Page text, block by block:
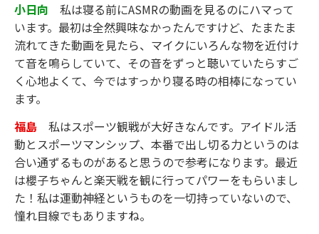
小日向 私は寝る前にASMRの動画を見るのにハマって
います。最初は全然興味なかったんですけど、たまたま
流れてきた動画を見たら、マイクにいろんな物を近付け
て音を鳴らしていて、その音をずっと聴いていたらすご
く心地よくて、今ではすっかり寝る時の相棒になってい
ます。
福島 私はスポーツ観戦が大好きなんです。アイドル活
動とスポーツマンシップ、本番で出し切る力というのは
合い通ずるものがあると思うので参考になります。最近
は櫻子ちゃんと楽天戦を観に行ってパワーをもらいまし
た！私は運動神経というものを一切持っていないので、
憧れ目線でもありますね。